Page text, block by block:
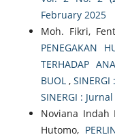
February 2025
Moh. Fikri,
PENEGAKAN
TERHADAP
BUOL ,
SINERGI :
Noviana Indah
Hutomo,